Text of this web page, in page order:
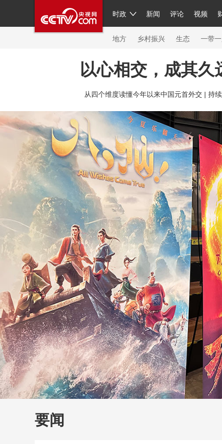
时政 新闻 评论 视频
人民领袖习近平 联播+ 中国
直播 片库 栏目大全 节目单
繁体 海外频道 iPanda
地方 乡村振兴 生态 一带
总台春晚
新闻
人民领袖
视频
现场
体育
VIP会员
财经
大国智造
CCTV.节
以心相交，成其
从四个维度读懂今年以来中国元首外交 | 持
要闻